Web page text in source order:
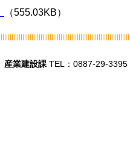
（555.03KB）
産業建設課 TEL：0887-29-3395